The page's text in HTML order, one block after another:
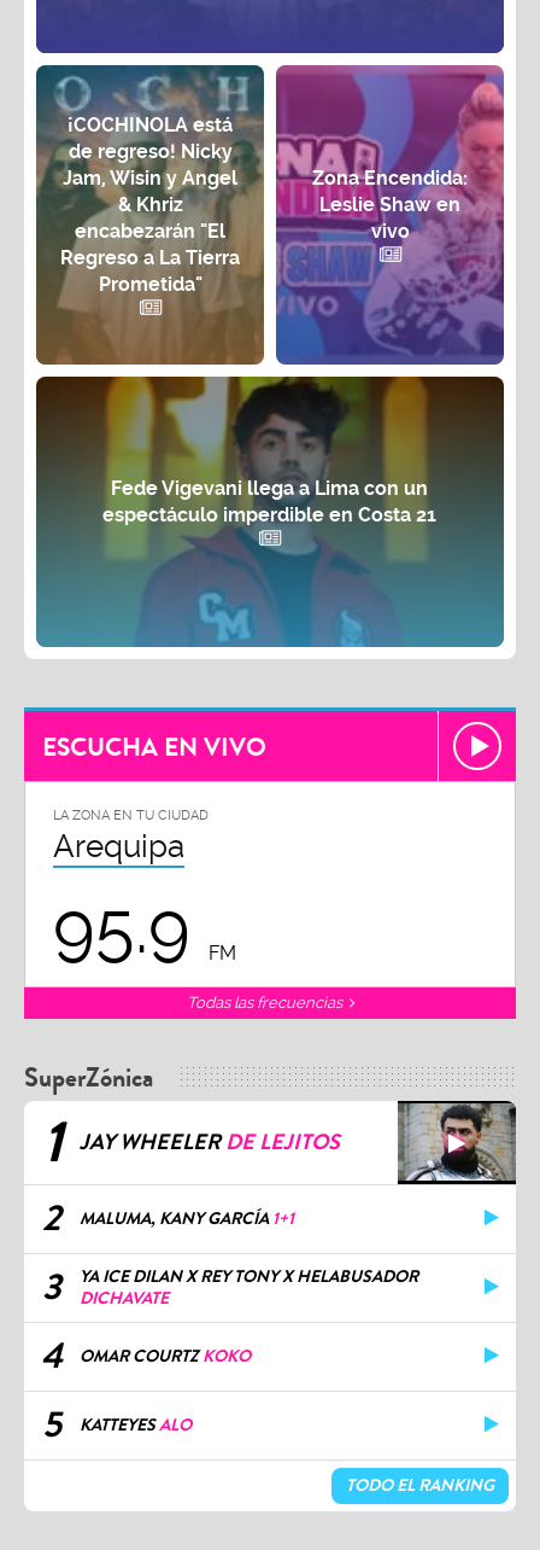
¡COCHINOLA está
de regreso! Nicky
Jam, Wisin y Angel
& Khriz
encabezarán "El
Regreso a La Tierra
Prometida"
Zona Encendida:
Leslie Shaw en
vivo
Fede Vigevani llega a Lima con un
espectáculo imperdible en Costa 21
ESCUCHA EN VIVO
LA ZONA EN TU CIUDAD
Arequipa
95.9 FM
Todas las frecuencias
SuperZónica
1 JAY WHEELERDE LEJITOS
2 MALUMA, KANY GARCÍA 1+1
3
YA ICE DILAN X REY TONY X HELABUSADOR
DICHAVATE
4 OMAR COURTZKOKO
5 KATTEYESALO
TODO EL RANKING